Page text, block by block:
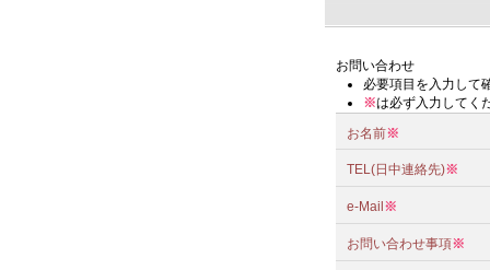
お問い合わせ
必要項目を入力して
※は必ず入力してく
お名前※
TEL(日中連絡先)※
e-Mail ※
お問い合わせ事項※